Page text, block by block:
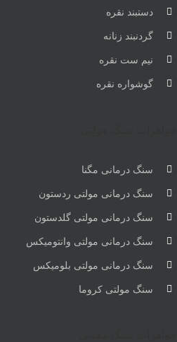
دستبند نقره
گردنبند زنانه
نیم ست نقره
گوشواره نقره
سنگ درمانی مگنا
سنگ درمانی مولتی ردستون
سنگ درمانی مولتی گلدستون
سنگ درمانی مولتی وانتومیکس
سنگ درمانی مولتی بلومیکس
سنگ مولتی کروما